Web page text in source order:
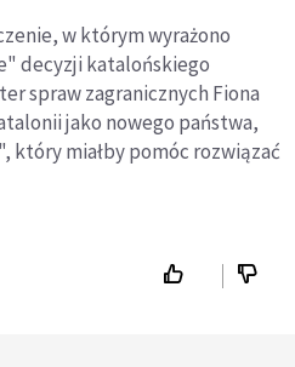
w którym wyrażono
decyzji katalońskiego
spraw zagranicznych Fiona
jako nowego państwa,
który miałby pomóc rozwiązać